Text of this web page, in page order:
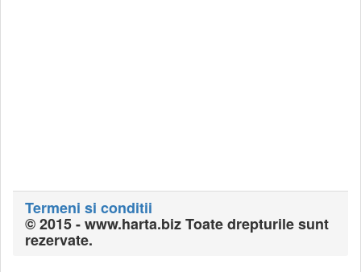
Termeni si conditii
© 2015 - www.harta.biz Toate drepturile sunt
rezervate.